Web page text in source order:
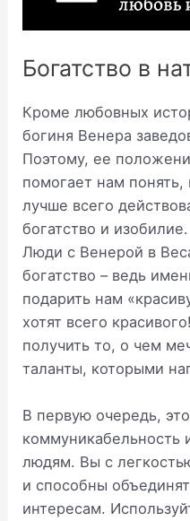
Богатство в
Кроме любовных
богиня Венера
Поэтому, ее
помогает нам
лучше всего
богатство и изобилие.
Люди с Венерой в
богатство – ведь
подарить нам
хотят всего
получить то, о чем
таланты, которыми
В первую очередь,
коммуникабельность
людям. Вы с
и способны
интересам.